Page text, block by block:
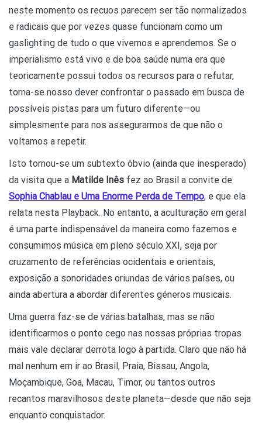
neste momento os recuos parecem ser tão normalizados
e radicais que por vezes quase funcionam como um
gaslighting de tudo o que vivemos e aprendemos. Se o
imperialismo está vivo e de boa saúde numa era que
teoricamente possui todos os recursos para o refutar,
torna-se nosso dever confrontar o passado em busca de
possíveis pistas para um futuro diferente—ou
simplesmente para nos assegurarmos de que não o
voltamos a repetir.
Isto tornou-se um subtexto óbvio (ainda que inesperado)
da visita que a Matilde Inês fez ao Brasil a convite de
Sophia Chablau e Uma Enorme Perda de Tempo, e que ela
relata nesta Playback. No entanto, a aculturação em geral
é uma parte indispensável da maneira como fazemos e
consumimos música em pleno século XXI, seja por
cruzamento de referências ocidentais e orientais,
exposição a sonoridades oriundas de vários países, ou
ainda abertura a abordar diferentes géneros musicais.
Uma guerra faz-se de várias batalhas, mas se não
identificarmos o ponto cego nas nossas próprias tropas
mais vale declarar derrota logo à partida. Claro que não há
mal nenhum em ir ao Brasil, Praia, Bissau, Angola,
Moçambique, Goa, Macau, Timor, ou tantos outros
recantos maravilhosos deste planeta—desde que não seja
enquanto conquistador.